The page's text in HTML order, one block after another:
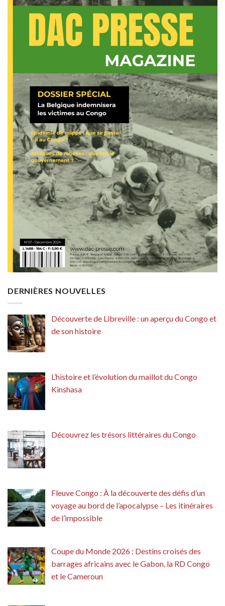
DERNIÈRES NOUVELLES
Découverte de Libreville : un aperçu du Congo et
de son histoire
L’histoire et l’évolution du maillot du Congo
Kinshasa
Découvrez les trésors littéraires du Congo
Fleuve Congo : À la découverte des défis d’un
voyage au bord de l’apocalypse – Les itinéraires
de l’impossible
Coupe du Monde 2026 : Destins croisés des
barrages africains avec le Gabon, la RD Congo
et le Cameroun